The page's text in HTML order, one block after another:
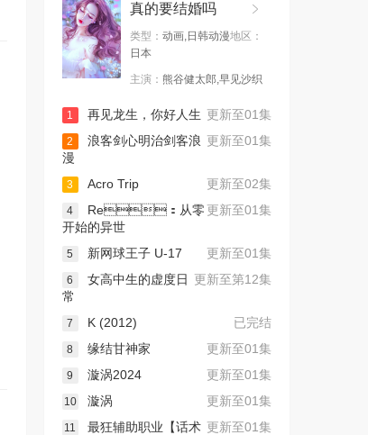
真的要结婚吗
类型： 动画,日韩动漫地区：
日本
主演： 熊谷健太郎,早见沙织
更新至01集
1
再见龙生，你好人生
更新至01集
2
浪客剑心明治剑客浪
漫
更新至02集
3
Acro Trip
更新至01集
4
Re：从零
开始的异世
更新至01集
5
新网球王子 U-17
更新至第12集
6
女高中生的虚度日
常
已完结
7
K (2012)
更新至01集
8
缘结甘神家
更新至01集
9
漩涡2024
更新至01集
10
漩涡
更新至01集
11
最狂辅助职业【话术